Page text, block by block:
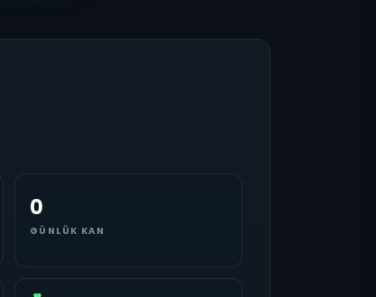
0
GÜNLÜK KAN